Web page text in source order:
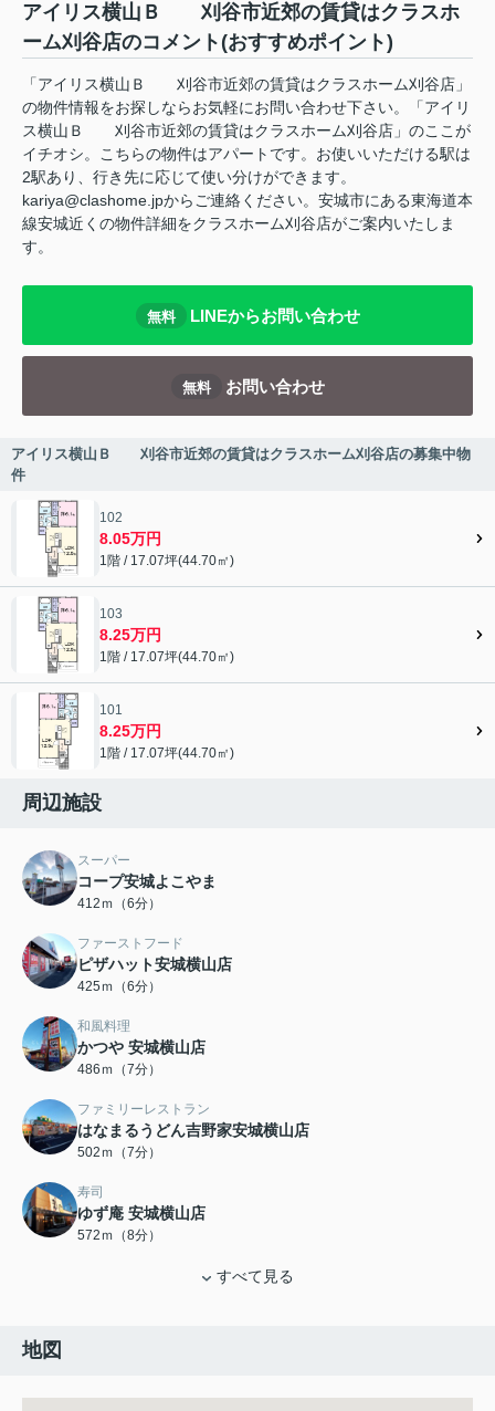
アイリス横山Ｂ 刈谷市近郊の賃貸はクラスホ
ーム刈谷店のコメント(おすすめポイント)
「アイリス横山Ｂ 刈谷市近郊の賃貸はクラスホーム刈谷店」
の物件情報をお探しならお気軽にお問い合わせ下さい。「アイリ
ス横山Ｂ 刈谷市近郊の賃貸はクラスホーム刈谷店」のここが
イチオシ。こちらの物件はアパートです。お使いいただける駅は
2駅あり、行き先に応じて使い分けができます。
kariya@clashome.jpからご連絡ください。安城市にある東海道本
線安城近くの物件詳細をクラスホーム刈谷店がご案内いたしま
す。
無料 LINEからお問い合わせ
無料 お問い合わせ
アイリス横山Ｂ 刈谷市近郊の賃貸はクラスホーム刈谷店の募集中物
件
102
8.05万円
1階 / 17.07坪(44.70㎡)
103
8.25万円
1階 / 17.07坪(44.70㎡)
101
8.25万円
1階 / 17.07坪(44.70㎡)
周辺施設
スーパー
コープ安城よこやま
412ｍ（6分）
ファーストフード
ピザハット安城横山店
425ｍ（6分）
和風料理
かつや 安城横山店
486ｍ（7分）
ファミリーレストラン
はなまるうどん吉野家安城横山店
502ｍ（7分）
寿司
ゆず庵 安城横山店
572ｍ（8分）
すべて見る
地図